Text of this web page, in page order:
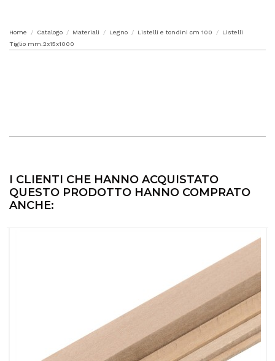
Home Catalogo Materiali Legno Listelli e tondini cm 100
Listelli
Tiglio mm.2x15x1000
I CLIENTI CHE HANNO ACQUISTATO
QUESTO PRODOTTO HANNO COMPRATO
ANCHE: